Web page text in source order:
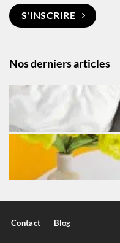
Nos derniers articles
S'INSCRIRE
Contact Blog